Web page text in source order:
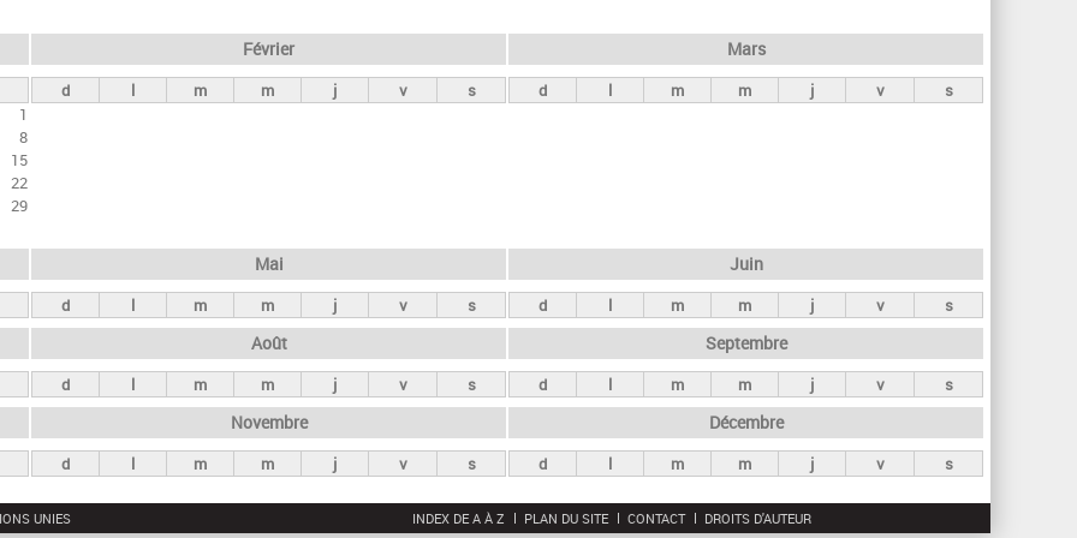
r
c
1
8
15
22
29
Février
d l m m j v s
Mars
d l m m j v s
Mai
d l m m j v s
Juin
d l m m j v s
Août
d l m m j v s
Septembre
d l m m j v s
Novembre
d l m m j v s
Décembre
d l m m j v s
UNIES INDEX DE A À Z PLAN DU SITE CONTACT DROITS D'AUTEUR